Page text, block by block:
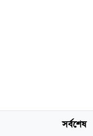
সর্বশেষ